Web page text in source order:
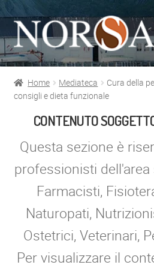
Vai
alla
navigazione
Vai
al
contenuto
Shop
Info prodotti
Azienda
Supporto
Per Esperti
Home Mediateca
Cura della
consigli e dieta funzionale
CONTENUTO
Questa sezione è
professionisti dell'area
Farmacisti,
Naturopati,
Ostetrici, Veterinari,
Per visualizzare il